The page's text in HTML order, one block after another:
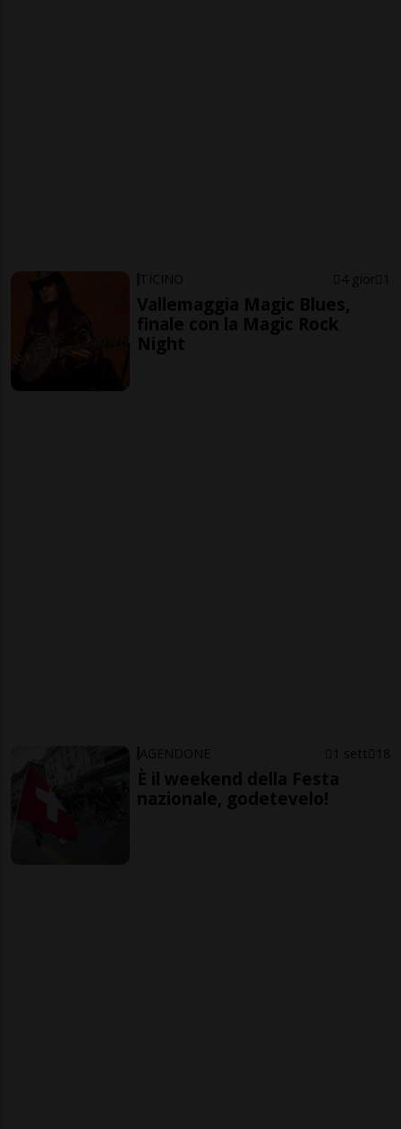
TICINO 4 gior 1
Vallemaggia Magic Blues,
finale con la Magic Rock
Night
AGENDONE 1 sett 18
È il weekend della Festa
nazionale, godetevelo!